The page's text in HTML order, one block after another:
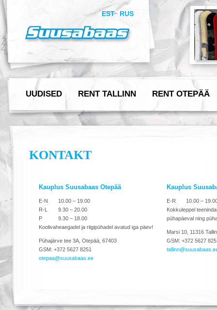
EST RUS
UUDISED RENT TALLINN RENT OTEPÄÄ
KONTAKT
Kauplus Suusabaas Otepää
E-N
10.00 – 19.00
R-L
9.30 – 20.00
P
9.30 – 18.00
Koolivaheaegadel ja riigipühadel avatud iga päev!
Pühajärve tee 3A, Otepää, 67403
GSM: +372 5627 8251
otepaa@suusabaas.ee
Kauplus
E-R
10.00 –
Kokkuleppel
pühapäeval ning
Marsi 10, 11316
GSM: +372 5627